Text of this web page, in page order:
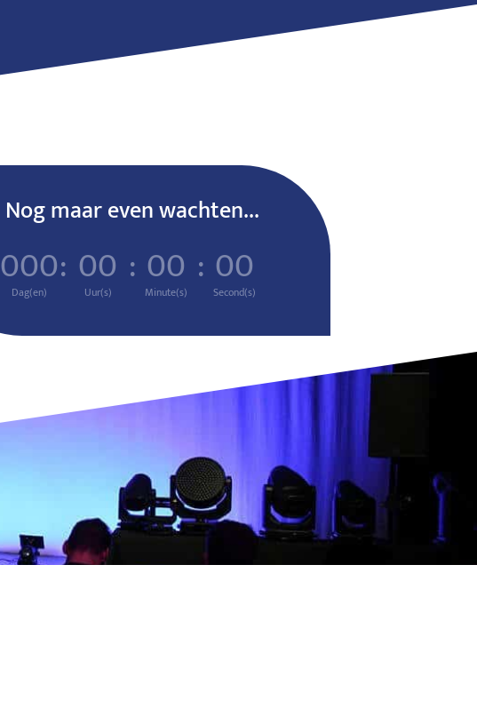
Nog maar even wachten...
000
Dag(en) : 00
Uur(s) : 00
Minute(s) : 00
Second(s)